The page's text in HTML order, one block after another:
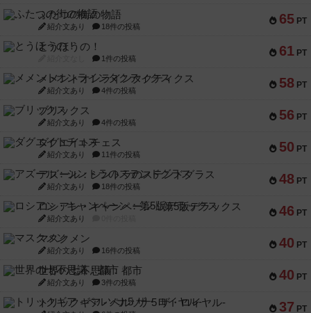
65 PT
ふたつの街の物語
紹介文あり 18件の投稿
61 PT
とうほうの！
1件の投稿
58 PT
メメントオンラインタクティクス
紹介文あり 4件の投稿
56 PT
ブリックス
紹介文あり 4件の投稿
50 PT
ダグエイトチェス
紹介文あり 11件の投稿
48 PT
アズール：シントラのステンドグラス
紹介文あり 18件の投稿
46 PT
ロシアン・キャンペーン：第5版デラックス
紹介文あり
40 PT
マスクメン
紹介文あり 16件の投稿
40 PT
世界の七不思議：都市
紹介文あり 3件の投稿
37 PT
トリックギア - ペルソナ5 ザ・ロイヤル-